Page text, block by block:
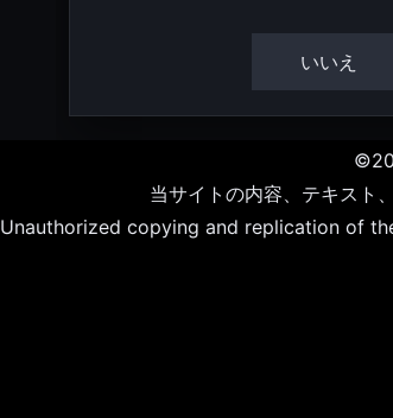
いいえ
当サイトの内容、テキスト
Unauthorized copying and replication of